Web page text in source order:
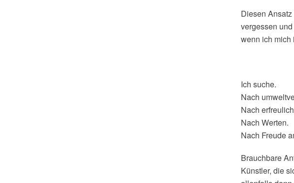
Diesen
vergessen
wenn ich mich
Ich suche.
Nach
Nach
Nach Werten.
Nach Freude
Brauchbare
Künstler, die